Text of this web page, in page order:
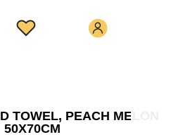
TOWEL, PEACH MELON
50X70CM